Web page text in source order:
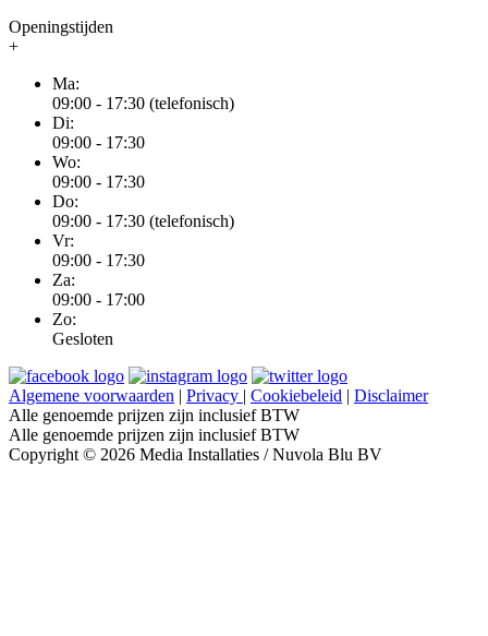
Openingstijden
+
Ma:
09:00 - 17:30 (telefonisch)
Di:
09:00 - 17:30
Wo:
09:00 - 17:30
Do:
09:00 - 17:30 (telefonisch)
Vr:
09:00 - 17:30
Za:
09:00 - 17:00
Zo:
Gesloten
Algemene voorwaarden | Privacy | Cookiebeleid | Disclaimer
Alle genoemde prijzen zijn inclusief BTW
Alle genoemde prijzen zijn inclusief BTW
Copyright © 2026 Media Installaties / Nuvola Blu BV